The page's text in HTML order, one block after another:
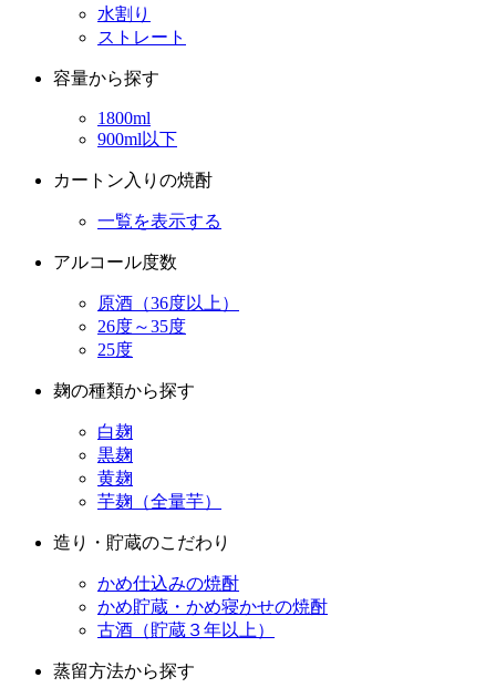
水割り
ストレート
容量から探す
1800ml
900ml以下
カートン入りの焼酎
一覧を表示する
アルコール度数
原酒（36度以上）
26度～35度
25度
麹の種類から探す
白麹
黒麹
黄麹
芋麹（全量芋）
造り・貯蔵のこだわり
かめ仕込みの焼酎
かめ貯蔵・かめ寝かせの焼酎
古酒（貯蔵３年以上）
蒸留方法から探す